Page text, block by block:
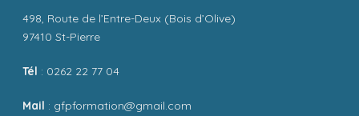
498, Route de l’Entre-Deux (Bois d’Olive)
97410 St-Pierre
Tél : 0262 22 77 04
Mail : gfpformation@gmail.com